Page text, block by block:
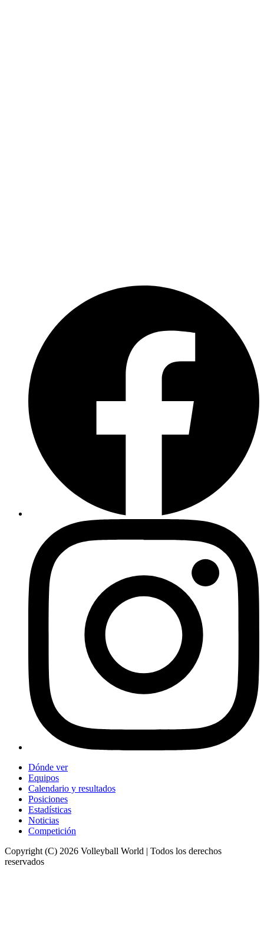
Dónde ver
Equipos
Calendario y resultados
Posiciones
Estadísticas
Noticias
Competición
Copyright (C) 2026 Volleyball World | Todos los derechos
reservados